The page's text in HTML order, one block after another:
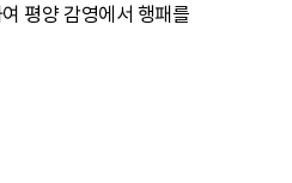
평양 감영에서 행패를